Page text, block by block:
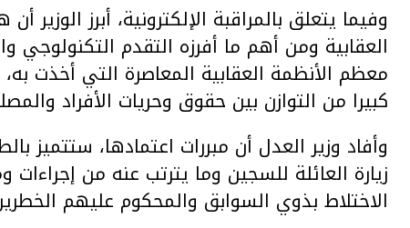
وفيما يتعلق بالمراقبة الإلكترونية، أبرز
العقابية ومن أهم ما أفرزه التقدم
معظم الأنظمة العقابية المعاصرة التي أخذت
كبيرا من التوازن بين حقوق وحريات الأفراد
وأفاد وزير العدل أن مبررات اعتمادها، ستتميز
زيارة العائلة للسجين وما يترتب عنه من
الاختلاط بذوي السوابق والمحكوم عليهم